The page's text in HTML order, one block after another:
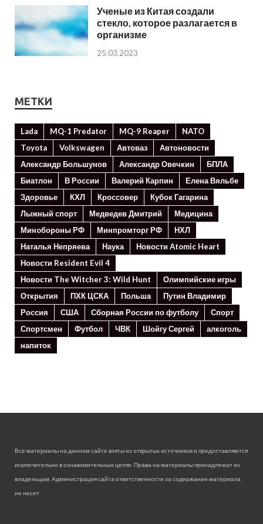
Ученые из Китая создали
стекло, которое разлагается в
организме
25.03.2023
МЕТКИ
Lada MQ-1 Predator MQ-9 Reaper
NATO
Toyota
Volkswagen Автоваз
Автоновости
Александр Большунов
Александр Овечкин
БПЛА
Биатлон
В России Валерий Карпин
Елена Вяльбе
Здоровье
КХЛ Кроссовер
Кубок Гагарина
Лыжный спорт
Медведев Дмитрий
Медицина
Минoбороны РФ
Минпромторг РФ
НХЛ
Наталья Непряева
Наука
Новости Atomic Heart
Новости Resident Evil 4
Новости The Witcher 3: Wild Hunt
Олимпийские игры
Открытия
ПХК ЦСКА Польша
Путин Владимир
Россия
США Сборная России по футболу
Спорт
Спортсмен
Футбол ЧВК Шойгу Сергей
алкоголь
напиток
Все материалы на данном сайте взяты из открытых источников и предоставляются
исключительно в ознакомительных целях. Права на материалы принадлежат их
владельцам. Администрация сайта ответственности за содержание материала
не несет.